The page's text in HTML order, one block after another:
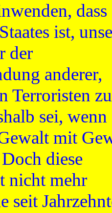
dass
ist,
der
anderer,
Terroristen zu
sei, wenn
mit
diese
nicht mehr
seit